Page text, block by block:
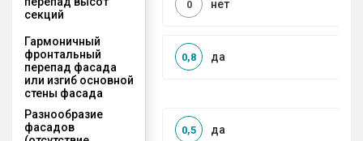
секций
нет
0
Гармоничный
фронтальный
перепад фасада
или изгиб основной
стены фасада
да
0,8
Разнообразие
фасадов
да
0,5